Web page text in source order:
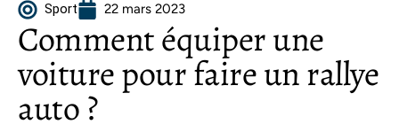
Sport 22 mars 2023
Comment équiper une
voiture pour faire un rallye
auto ?